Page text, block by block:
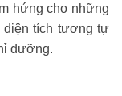
hứng cho những
tích tương tự
dưỡng.